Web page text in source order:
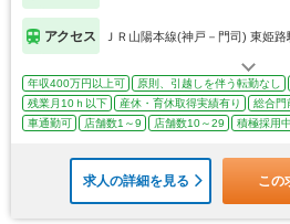
アクセス ＪＲ山陽本線(神戸－門司) 東姫路
年収400万円以上可 原則、引越しを伴う転勤なし
残業月10ｈ以下
産休・育休取得実績有り 総合門
車通勤可
店舗数1～9 店舗数10～29 積極採用中
求人の詳細を見る この